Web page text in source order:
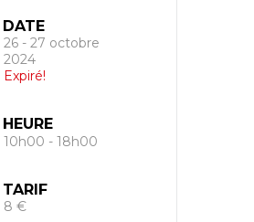
DATE
26 - 27 octobre
2024
Expiré!
HEURE
10h00 - 18h00
TARIF
8 €